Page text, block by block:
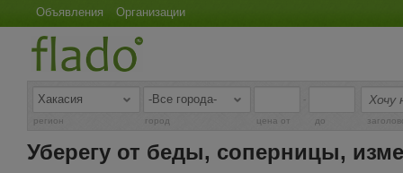
Объявления Организации
-
регион город цена от до
Уберегу от беды, соперницы,